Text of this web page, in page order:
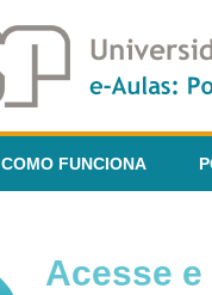
COMO FUNCIONA
Acesse